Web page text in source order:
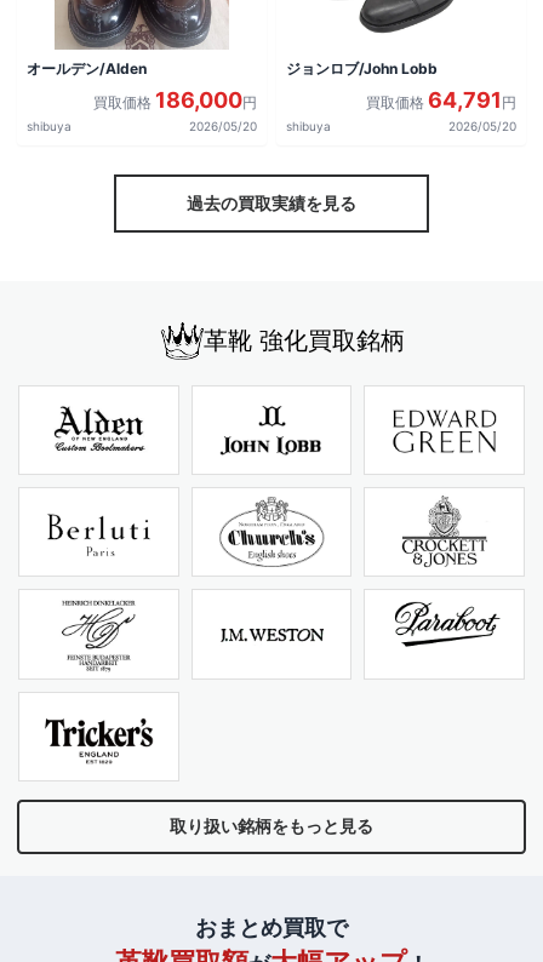
オールデン/Alden
買取価格 186,000円
shibuya 2026/05/20
ジョンロブ/John Lobb
買取価格 64,791 円
shibuya 2026/05/20
過去の買取実績を見る
革靴 強化買取銘柄
取り扱い銘柄をもっと見る
おまとめ買取で